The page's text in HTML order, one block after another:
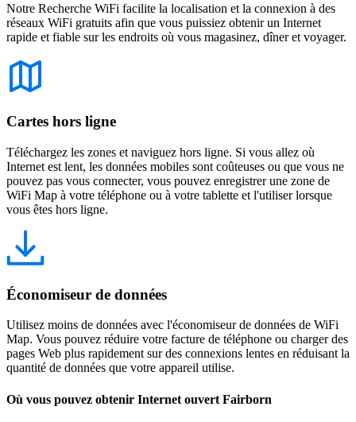
Notre Recherche WiFi facilite la localisation et la connexion à des
réseaux WiFi gratuits afin que vous puissiez obtenir un Internet
rapide et fiable sur les endroits où vous magasinez, dîner et voyager.
Cartes hors ligne
Téléchargez les zones et naviguez hors ligne. Si vous allez où
Internet est lent, les données mobiles sont coûteuses ou que vous ne
pouvez pas vous connecter, vous pouvez enregistrer une zone de
WiFi Map à votre téléphone ou à votre tablette et l'utiliser lorsque
vous êtes hors ligne.
Économiseur de données
Utilisez moins de données avec l'économiseur de données de WiFi
Map. Vous pouvez réduire votre facture de téléphone ou charger des
pages Web plus rapidement sur des connexions lentes en réduisant la
quantité de données que votre appareil utilise.
Où vous pouvez obtenir Internet ouvert Fairborn